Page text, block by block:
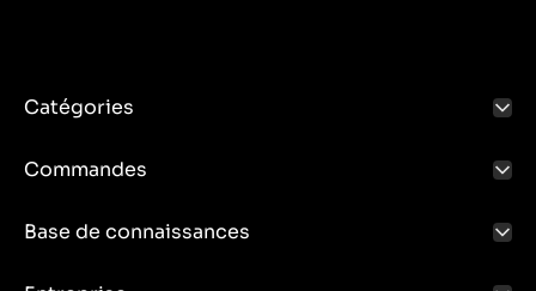
Catégories
Commandes
Base de connaissances